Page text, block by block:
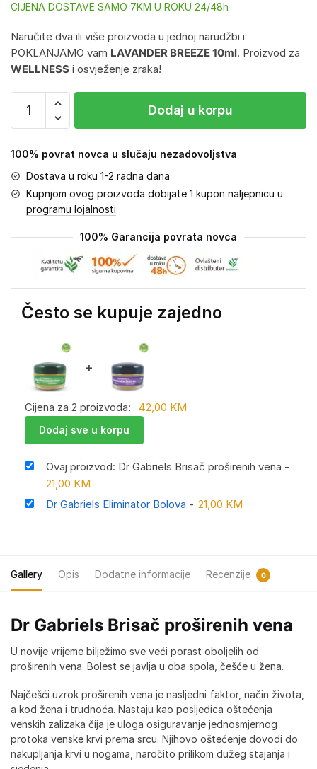
CIJENA DOSTAVE SAMO 7KM U ROKU 24/48h
Naručite dva ili više proizvoda u jednoj narudžbi i
POKLANJAMO vam LAVANDER BREEZE 10ml. Proizvod za
WELLNESS i osvježenje zraka!
Dodaj u korpu
100% povrat novca u slučaju nezadovoljstva
Dostava u roku 1-2 radna dana
Kupnjom ovog proizvoda dobijate 1 kupon naljepnicu u
programu lojalnosti
100% Garancija povrata novca
Često se kupuje zajedno
+
Cijena za 2 proizvoda: 42,00 KM
Dodaj sve u korpu
Ovaj proizvod: Dr Gabriels Brisač proširenih vena -
21,00 KM
Dr Gabriels Eliminator Bolova - 21,00 KM
Gallery Opis Dodatne informacije Recenzije 0
Dr Gabriels Brisač proširenih vena
U novije vrijeme bilježimo sve veći porast oboljelih od
proširenih vena. Bolest se javlja u oba spola, češće u žena.
Najčešći uzrok proširenih vena je nasljedni faktor, način života,
a kod žena i trudnoća. Nastaju kao posljedica oštećenja
venskih zalizaka čija je uloga osiguravanje jednosmjernog
protoka venske krvi prema srcu. Njihovo oštećenje dovodi do
nakupljanja krvi u nogama, naročito prilikom dužeg stajanja i